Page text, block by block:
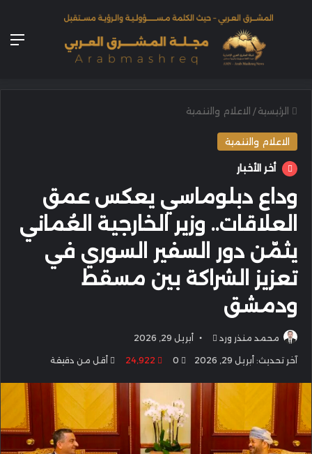
الرئيسية / الاعلام والتنمية
الاعلام والتنمية
أخر الأخبار
وداع دبلوماسي يعكس عمق
العلاقات.. وزير الخارجية العُماني
يثمّن دور السفير السوري في
تعزيز الشراكة بين مسقط
ودمشق
محمد منذر ورد
أرسل أبريل 29, 2026
آخر تحديث: أبريل 29, 2026 0 24٬922 أقل من دقيقة